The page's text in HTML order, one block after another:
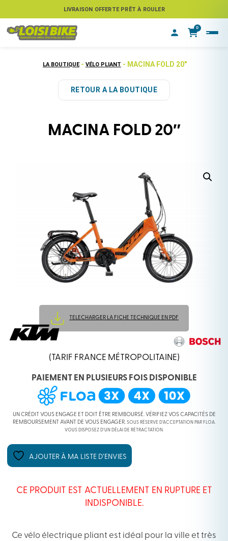
LIVRAISON OFFERTE PRÊT À ROULER
ASSUREZ VOTRE VÉLO CONTRE LE VOL
0
LA BOUTIQUE - VÉLO PLIANT - MACINA FOLD 20″
RETOUR A LA BOUTIQUE
MACINA FOLD 20″
TELECHARGER LA FICHE TECHNIQUE EN PDF
(TARIF FRANCE MÉTROPOLITAINE)
PAIEMENT EN PLUSIEURS FOIS DISPONIBLE
UN CRÉDIT VOUS ENGAGE ET DOIT ÊTRE REMBOURSÉ. VÉRIFIEZ VOS CAPACITÉS DE
REMBOURSEMENT AVANT DE VOUS ENGAGER. SOUS RÉSERVE D’ACCEPTATION PAR FLOA.
VOUS DISPOSEZ D’UN DÉLAI DE RÉTRACTATION.
AJOUTER À MA LISTE D’ENVIES
CE PRODUIT EST ACTUELLEMENT EN RUPTURE ET
INDISPONIBLE.
Ce vélo électrique pliant est idéal pour la ville et très